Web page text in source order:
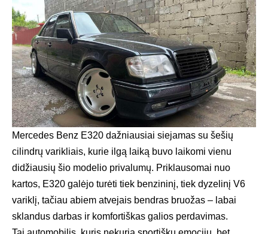
Mercedes Benz E320 dažniausiai siejamas su šešių
cilindrų varikliais, kurie ilgą laiką buvo laikomi vienu
didžiausių šio modelio privalumų. Priklausomai nuo
kartos, E320 galėjo turėti tiek benzininį, tiek dyzelinį V6
variklį, tačiau abiem atvejais bendras bruožas – labai
sklandus darbas ir komfortiškas galios perdavimas.